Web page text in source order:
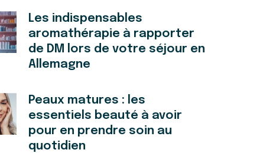
Les indispensables
aromathérapie à rapporter
de DM lors de votre séjour en
Allemagne
Peaux matures : les
essentiels beauté à avoir
pour en prendre soin au
quotidien